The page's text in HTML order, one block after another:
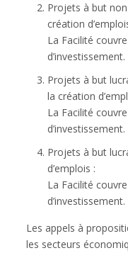
Projets à but
création
La Facilité
d’investissement.
Projets à but
la création
La Facilité
d’investissement.
Projets à but
d’emplois :
La Facilité
d’investissement.
Les appels à
les secteurs